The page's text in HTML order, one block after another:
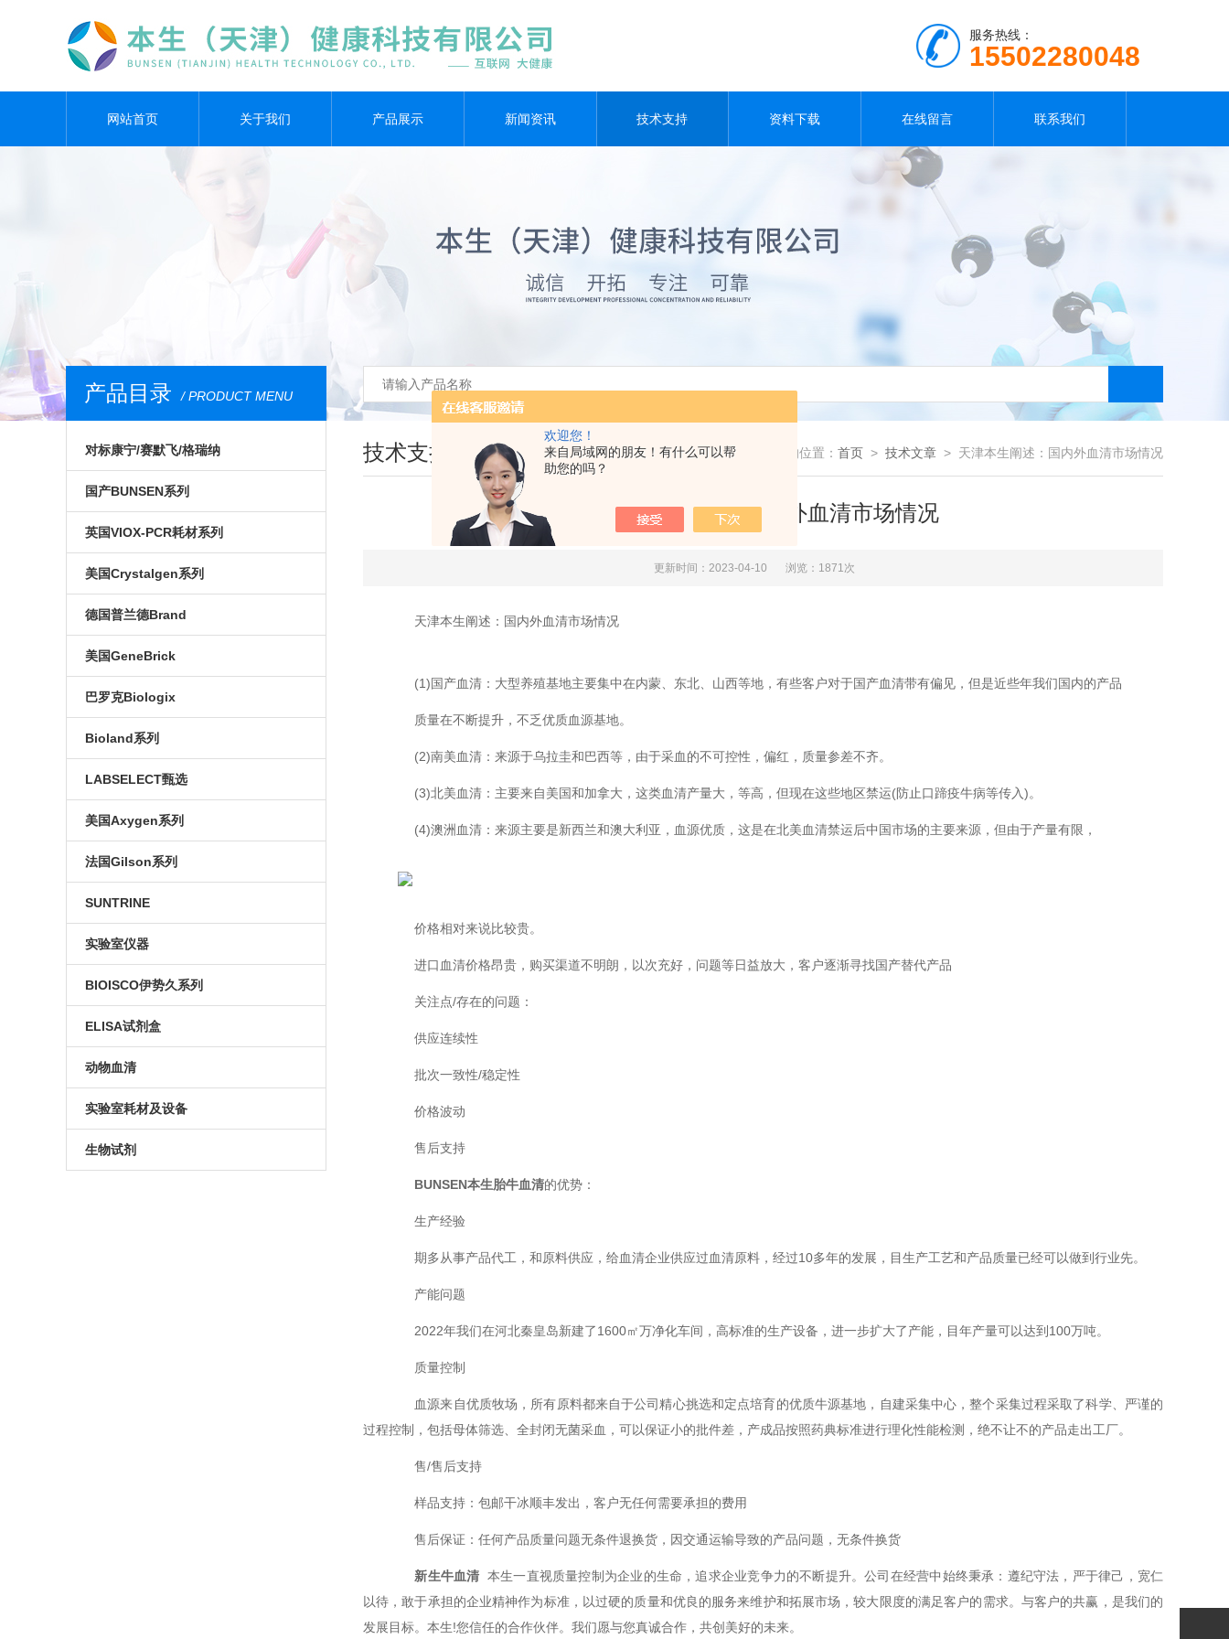
欢迎您！
来自局域网的朋友！有什么可以帮
助您的吗？
服务热线：
15502280048
网站首页 关于我们 产品展示 新闻资讯 技术支持 资料下载 在线留言 联系我们
产品目录 / PRODUCT MENU
对标康宁/赛默飞/格瑞纳
对标安捷伦色谱进样瓶
微孔板
培养瓶
培养皿
培养板
国产BUNSEN系列
穿刺膜
酶标条
96孔 深孔板
染色缸
大口膏剂瓶
标本采样管
色谱进样瓶
电泳电泳槽
冷冻管
移液管
英国VIOX-PCR耗材系列
移液器
光学封板膜
PCR光学平盖
PCR单管
PCR板
PCR八联管
荧光定量PCR耗材
美国Crystalgen系列
吸头
EP管
冻存管
96孔可拆酶标板
血清及移液管
离心管
培养系列
冻存系列
PCR系列
色谱耗材
仪器及手套
德国普兰德Brand
美国GeneBrick
巴罗克Biologix
Bioland系列
实验耗材
PCR耗材
LABSELECT甄选
美国Axygen系列
法国Gilson系列
电动移液器
单道移液器
手动多道移液器
手动分液器
SUNTRINE
血清移液管
实验室仪器
大龙移液器
电泳仪
BIOISCO伊势久系列
染色试剂
ELISA试剂盒
检测试剂盒
动物血清
实验室耗材及设备
96孔深孔板
生物试剂
技术支持 您现在的位置： 首页 > 技术文章 > 天津本生阐述：国内外血清市场情况
天津本生阐述：国内外血清市场情况
更新时间：2023-04-10 浏览：1871次
天津本生阐述：国内外血清市场情况
(1)国产血清：大型养殖基地主要集中在内蒙、东北、山西等地，有些客户对于国产血清带有偏见，但是近些年我们国内的产品
质量在不断提升，不乏优质血源基地。
(2)南美血清：来源于乌拉圭和巴西等，由于采血的不可控性，偏红，质量参差不齐。
(3)北美血清：主要来自美国和加拿大，这类血清产量大，等高，但现在这些地区禁运(防止口蹄疫牛病等传入)。
(4)澳洲血清：来源主要是新西兰和澳大利亚，血源优质，这是在北美血清禁运后中国市场的主要来源，但由于产量有限，
价格相对来说比较贵。
进口血清价格昂贵，购买渠道不明朗，以次充好，问题等日益放大，客户逐渐寻找国产替代产品
关注点/存在的问题：
供应连续性
批次一致性/稳定性
价格波动
售后支持
BUNSEN本生胎牛血清的优势：
生产经验
期多从事产品代工，和原料供应，给血清企业供应过血清原料，经过10多年的发展，目生产工艺和产品质量已经可以做到行业先。
产能问题
2022年我们在河北秦皇岛新建了1600㎡万净化车间，高标准的生产设备，进一步扩大了产能，目年产量可以达到100万吨。
质量控制
血源来自优质牧场，所有原料都来自于公司精心挑选和定点培育的优质牛源基地，自建采集中心，整个采集过程采取了科学、严谨的
过程控制，包括母体筛选、全封闭无菌采血，可以保证小的批件差，产成品按照药典标准进行理化性能检测，绝不让不的产品走出工厂。
售/售后支持
样品支持：包邮干冰顺丰发出，客户无任何需要承担的费用
售后保证：任何产品质量问题无条件退换货，因交通运输导致的产品问题，无条件换货
新生牛血清 本生一直视质量控制为企业的生命，追求企业竞争力的不断提升。公司在经营中始终秉承：遵纪守法，严于律己，宽仁
以待，敢于承担的企业精神作为标准，以过硬的质量和优良的服务来维护和拓展市场，较大限度的满足客户的需求。与客户的共赢，是我们的
发展目标。本生!您信任的合作伙伴。我们愿与您真诚合作，共创美好的未来。